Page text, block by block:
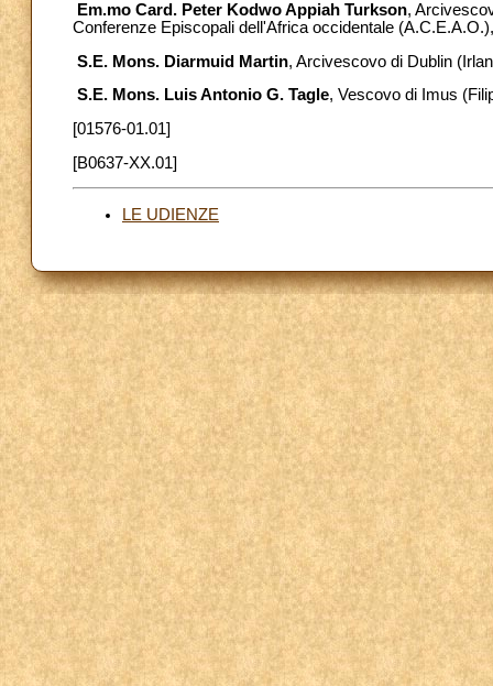
Em.mo Card. Peter Kodwo Appiah Turkson,
Conferenze Episcopali dell'Africa occidentale
S.E. Mons. Diarmuid Martin, Arcivescovo di Dublin
S.E. Mons. Luis Antonio G. Tagle, Vescovo di Imus
[01576-01.01]
[B0637-XX.01]
LE UDIENZE